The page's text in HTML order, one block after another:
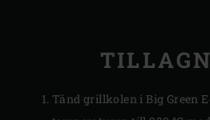
Tänd grillkolen i Big Green